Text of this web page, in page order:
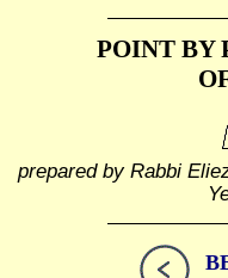
POINT BY
prepared by Rabbi